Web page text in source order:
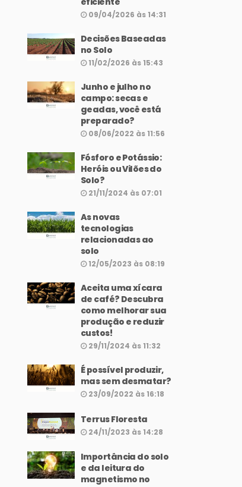
09/04/2026 às 14:31
Decisões Baseadas
no Solo
11/02/2026 às 15:43
Junho e julho no
campo: secas e
geadas, você está
preparado?
08/06/2022 às 11:56
Fósforo e Potássio:
Heróis ou Vilões do
Solo?
21/11/2024 às 07:01
As novas
tecnologias
relacionadas ao
solo
12/05/2023 às 08:19
Aceita uma xícara
de café? Descubra
como melhorar sua
produção e reduzir
custos!
29/11/2024 às 11:32
É possível produzir,
mas sem desmatar?
23/09/2022 às 16:18
Terrus Floresta
24/11/2023 às 14:28
Importância do solo
e da leitura do
magnetismo no